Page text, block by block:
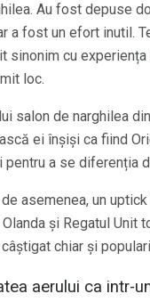
Au fost depuse
a fost un efort inutil.
sinonim cu experiența
loc.
salon de narghilea
ei înșiși ca fiind
pentru a se diferenția
asemenea, un uptick
Olanda și Regatul Unit
chiar și
aerului ca intr-